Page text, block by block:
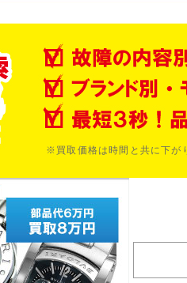
※買取価格は時間と共に下が